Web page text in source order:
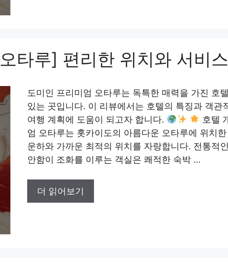
타루] 편리한 위치와 서비
도미인 프리미엄 오타루는 독특한 매력을 가진 호
있는 곳입니다. 이 리뷰에서는 호텔의 특징과 객관
여행 계획에 도움이 되고자 합니다.
호텔
엄 오타루는 홋카이도의 아름다운 오타루에 위치
운하와 가까운 최적의 위치를 자랑합니다. 전통적
안함이 조화를 이루는 객실은 쾌적한 숙박 …
더 읽어보기